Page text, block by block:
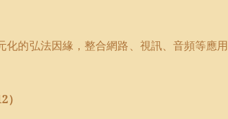
化的弘法因緣，整合網路、視訊、音頻等應用
）